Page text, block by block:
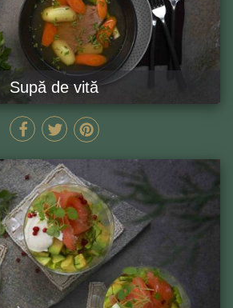
Supă de vită
280 MIN GĂTEȘTE ACUM